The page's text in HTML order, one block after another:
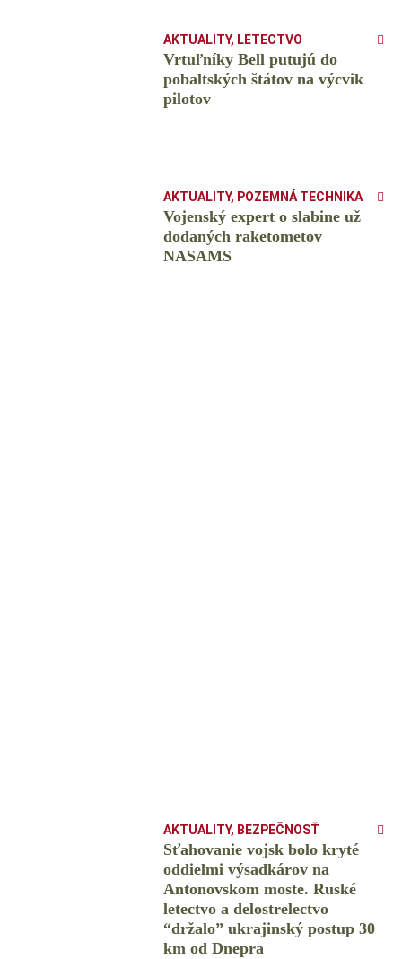
AKTUALITY, LETECTVO
Vrtuľníky Bell putujú do
pobaltských štátov na výcvik
pilotov
AKTUALITY, POZEMNÁ TECHNIKA
Vojenský expert o slabine už
dodaných raketometov
NASAMS
AKTUALITY, BEZPEČNOSŤ
Sťahovanie vojsk bolo kryté
oddielmi výsadkárov na
Antonovskom moste. Ruské
letectvo a delostrelectvo
“držalo” ukrajinský postup 30
km od Dnepra